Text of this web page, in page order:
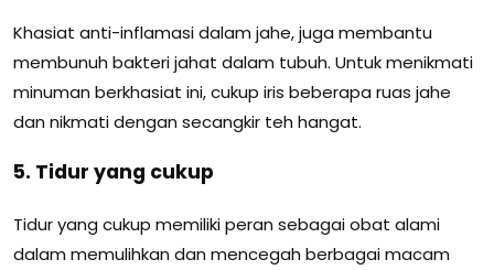
Khasiat anti-inflamasi dalam jahe, juga membantu
membunuh bakteri jahat dalam tubuh. Untuk menikmati
minuman berkhasiat ini, cukup iris beberapa ruas jahe
dan nikmati dengan secangkir teh hangat.
5. Tidur yang cukup
Tidur yang cukup memiliki peran sebagai obat alami
dalam memulihkan dan mencegah berbagai macam